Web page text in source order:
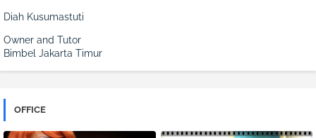
Diah Kusumastuti
Owner and Tutor
Bimbel Jakarta Timur
OFFICE